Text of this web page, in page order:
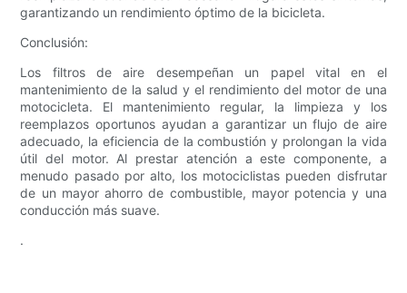
garantizando un rendimiento óptimo de la bicicleta.
Conclusión:
Los filtros de aire desempeñan un papel vital en el
mantenimiento de la salud y el rendimiento del motor de una
motocicleta. El mantenimiento regular, la limpieza y los
reemplazos oportunos ayudan a garantizar un flujo de aire
adecuado, la eficiencia de la combustión y prolongan la vida
útil del motor. Al prestar atención a este componente, a
menudo pasado por alto, los motociclistas pueden disfrutar
de un mayor ahorro de combustible, mayor potencia y una
conducción más suave.
.